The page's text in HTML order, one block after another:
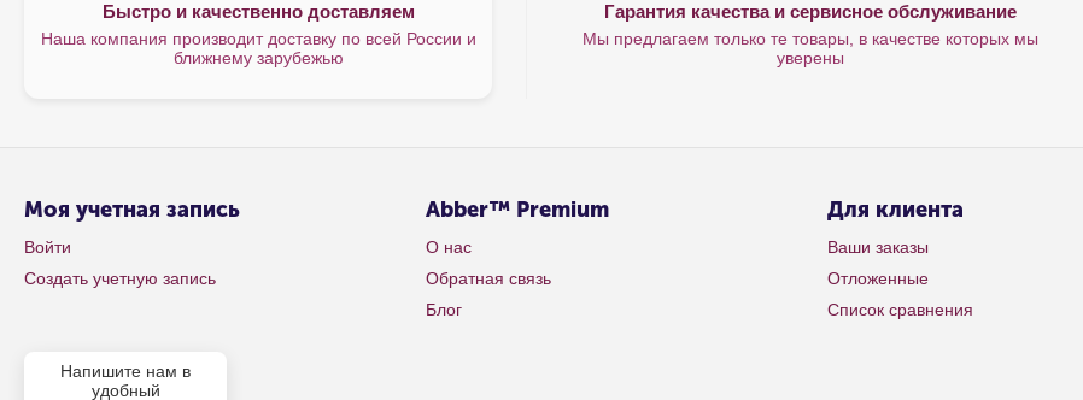
Быстро и качественно доставляем
Наша компания производит доставку по всей России и
ближнему зарубежью
Гарантия качества и сервисное обслуживание
Мы предлагаем только те товары, в качестве которых мы
уверены
Моя учетная запись
Войти
Создать учетную запись
Abber™ Premium
О нас
Обратная связь
Блог
Для клиента
Ваши заказы
Отложенные
Список сравнения
Напишите нам в
удобный